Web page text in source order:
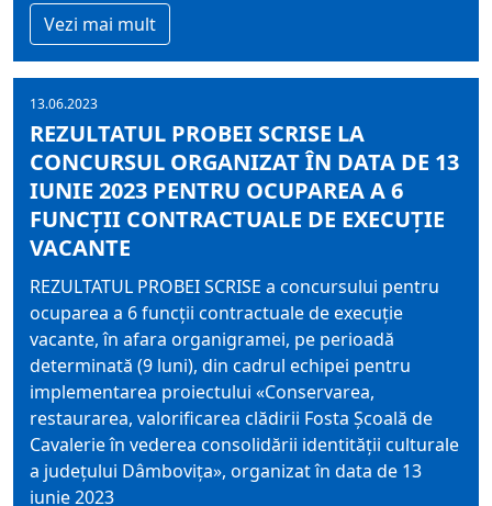
Vezi mai mult
13.06.2023
REZULTATUL PROBEI SCRISE LA
CONCURSUL ORGANIZAT ÎN DATA DE 13
IUNIE 2023 PENTRU OCUPAREA A 6
FUNCŢII CONTRACTUALE DE EXECUŢIE
VACANTE
REZULTATUL PROBEI SCRISE a concursului pentru
ocuparea a 6 funcţii contractuale de execuţie
vacante, în afara organigramei, pe perioadă
determinată (9 luni), din cadrul echipei pentru
implementarea proiectului «Conservarea,
restaurarea, valorificarea clădirii Fosta Şcoală de
Cavalerie în vederea consolidării identităţii culturale
a judeţului Dâmboviţa», organizat în data de 13
iunie 2023